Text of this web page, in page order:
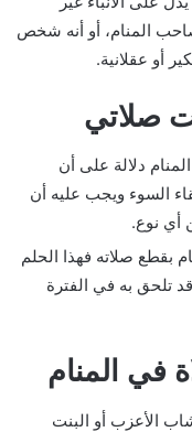
المنام، أو أنه شخص
أو عقلانية.
صلاتي
دلالة على أن
السوء ويجب عليه أن
أي نوع.
بقطع صلاته فهذا الحلم
تلحق به في الفترة
في المنام
الأعزب أو البنت